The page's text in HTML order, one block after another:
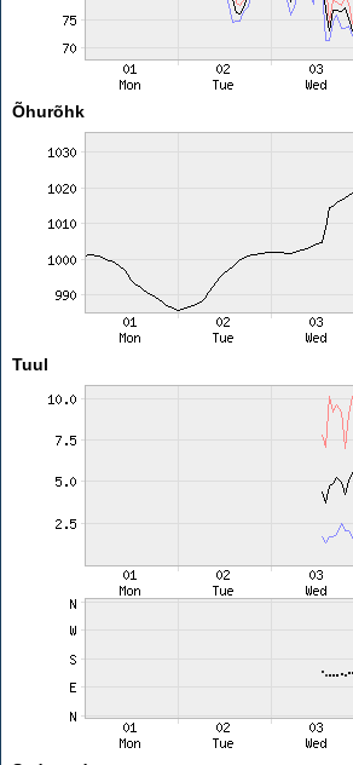
Õhurõhk
Tuul